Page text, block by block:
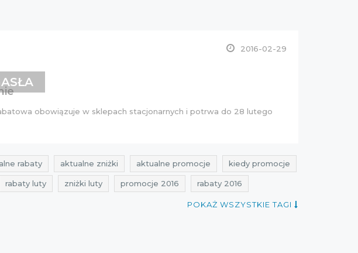
2016-02-29
obowiązuje w sklepach stacjonarnych i potrwa do 28 lutego
rabaty aktualne zniżki aktualne promocje kiedy promocje
rabaty luty zniżki luty promocje 2016 rabaty 2016
przeceny luty
POKAŻ WSZYSTKIE TAGI